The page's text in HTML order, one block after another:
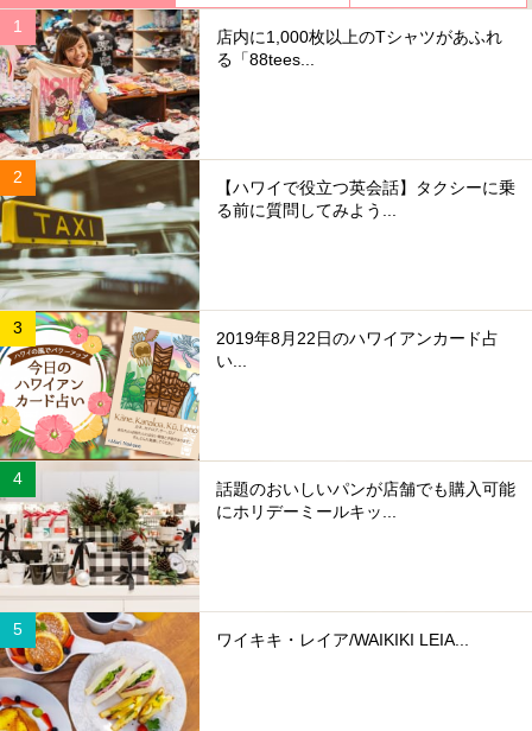
店内に1,000枚以上のTシャツがあふれ
る「88tees...
【ハワイで役立つ英会話】タクシーに乗
る前に質問してみよう...
2019年8月22日のハワイアンカード占
い...
話題のおいしいパンが店舗でも購入可能
にホリデーミールキッ...
ワイキキ・レイア/WAIKIKI LEIA...